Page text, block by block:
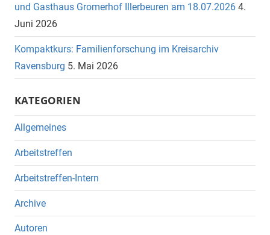
und Gasthaus Gromerhof Illerbeuren am 18.07.2026 4.
Juni 2026
Kompaktkurs: Familienforschung im Kreisarchiv
Ravensburg 5. Mai 2026
KATEGORIEN
Allgemeines
Arbeitstreffen
Arbeitstreffen-Intern
Archive
Autoren